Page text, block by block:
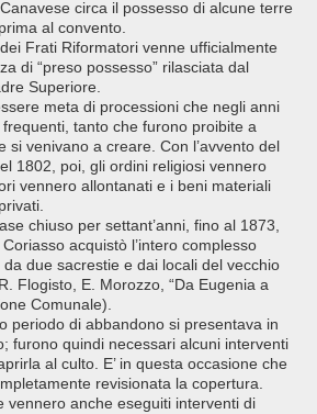
circa il possesso di alcune terre
al convento.
Frati Riformatori venne ufficialmente
di “preso possesso” rilasciata dal
Superiore.
meta di processioni che negli anni
tanto che furono proibite a
si venivano a creare. Con l’avvento del
1802, poi, gli ordini religiosi vennero
vennero allontanati e i beni materiali
chiuso per settant’anni, fino al 1873,
acquistò l’intero complesso
due sacrestie e dai locali del vecchio
Flogisto, E. Morozzo, “Da Eugenia a
Comunale).
periodo di abbandono si presentava in
furono quindi necessari alcuni interventi
al culto. E’ in questa occasione che
revisionata la copertura.
vennero anche eseguiti interventi di